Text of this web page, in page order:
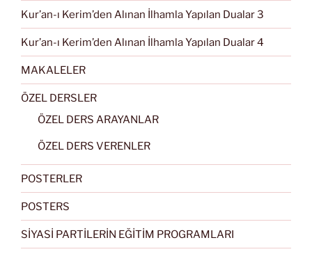
Kur’an-ı Kerim’den Alınan İlhamla Yapılan Dualar 3
Kur’an-ı Kerim’den Alınan İlhamla Yapılan Dualar 4
MAKALELER
ÖZEL DERSLER
ÖZEL DERS ARAYANLAR
ÖZEL DERS VERENLER
POSTERLER
POSTERS
SİYASİ PARTİLERİN EĞİTİM PROGRAMLARI